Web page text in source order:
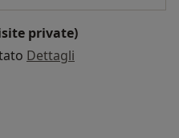
private)
Dettagli